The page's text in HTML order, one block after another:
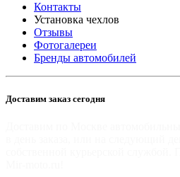
Контакты
Установка чехлов
Отзывы
Фотогалереи
Бренды автомобилей
Доставим заказ сегодня